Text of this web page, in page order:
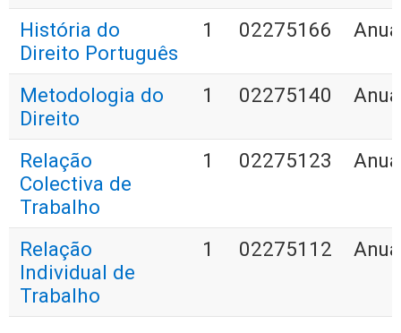
História do
Direito Português
1 02275166
Metodologia do
Direito
1 02275140
Relação
Colectiva de
Trabalho
1 02275123
Relação
Individual de
Trabalho
1 02275112